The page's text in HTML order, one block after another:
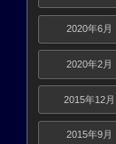
2020年6月
2020年2月
2015年12月
2015年9月